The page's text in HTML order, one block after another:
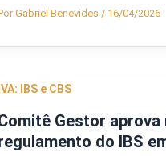
Gabriel Benevides / 16/04/2026
IVA: IBS e CBS
Gestor
do IBS